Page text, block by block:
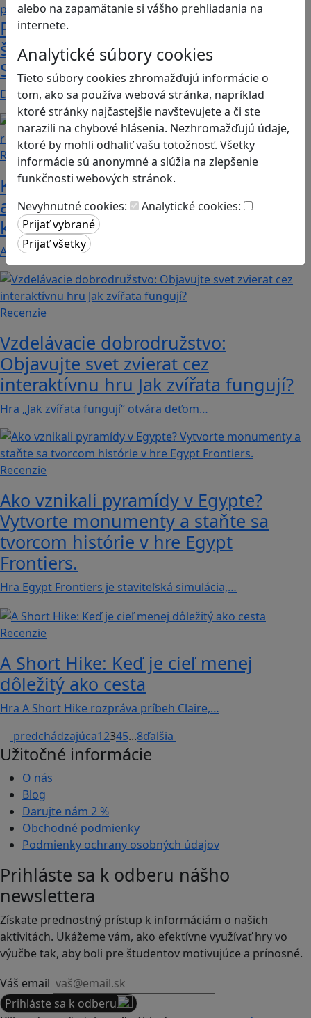
alebo na zapamätanie si vášho prehliadania na
internete.
Analytické súbory cookies
Tieto súbory cookies zhromažďujú informácie o
tom, ako sa používa webová stránka, napríklad
ktoré stránky najčastejšie navštevujete a či ste
narazili na chybové hlásenia. Nezhromažďujú údaje,
ktoré by mohli odhaliť vašu totožnosť. Všetky
informácie sú anonymné a slúžia na zlepšenie
funkčnosti webových stránok.
Nevyhnutné cookies:
Analytické cookies:
Počítačové hry hrajú prakticky všetci
školáci a aj štyria z piatich rodičov.
Spolu si zahrá len polovica rodín
Deväť z desiatich školákov hrá digitálne hry…
Recenzie
Kooperatívna detektívka: Among Us
ako nástroj na rozvoj komunikácie a
kritického myslenia.
Among Us je populárna 2D multiplayerová digitálna…
Recenzie
Vzdelávacie dobrodružstvo:
Objavujte svet zvierat cez
interaktívnu hru Jak zvířata fungují?
Hra „Jak zvířata fungují“ otvára deťom…
Recenzie
Ako vznikali pyramídy v Egypte?
Vytvorte monumenty a staňte sa
tvorcom histórie v hre Egypt
Frontiers.
Hra Egypt Frontiers je staviteľská simulácia,…
Recenzie
A Short Hike: Keď je cieľ menej
dôležitý ako cesta
Hra A Short Hike rozpráva príbeh Claire,…
predchádzajúca12345...8ďalšia
Užitočné informácie
O nás
Blog
Darujte nám 2 %
Obchodné podmienky
Podmienky ochrany osobných údajov
Prihláste sa k odberu nášho
newslettera
Získate prednostný prístup k informáciám o našich
aktivitách. Ukážeme vám, ako efektívne využívať hry vo
výučbe tak, aby boli pre študentov motivujúce a prínosné.
Váš email
Prihláste sa k odberu